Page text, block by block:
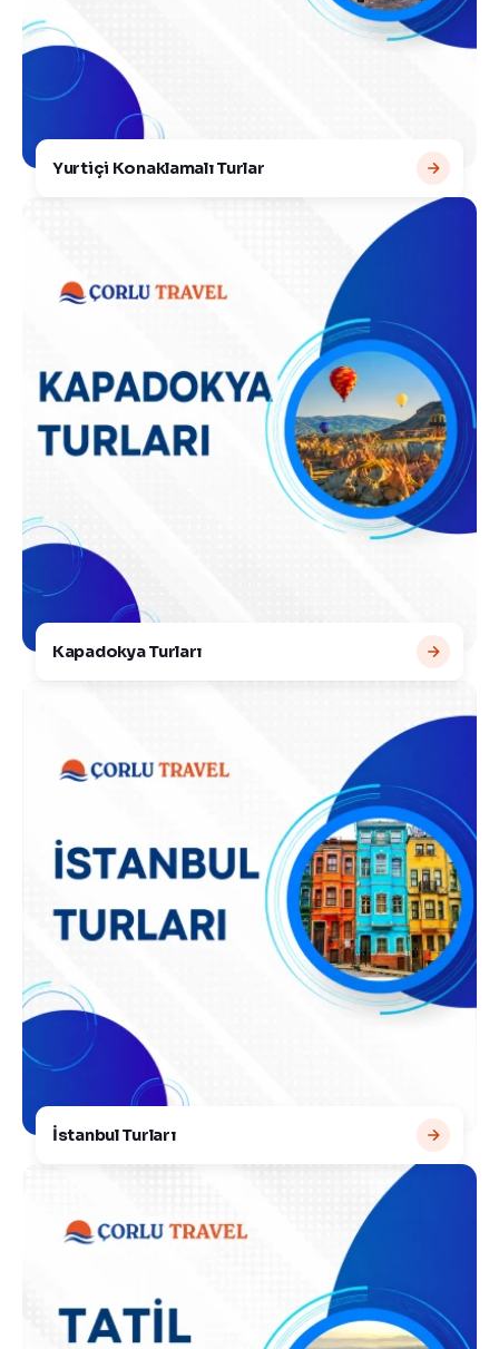
Yurtiçi Konaklamalı Turlar
Kapadokya Turları
İstanbul Turları